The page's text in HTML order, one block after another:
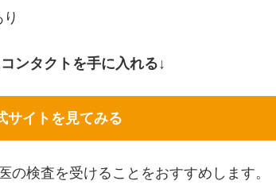
ンタクトを手に入れる↓
サイトを見てみる
検査を受けることをおすすめします。